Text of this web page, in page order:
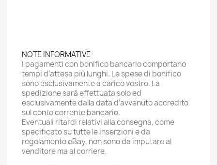
NOTE INFORMATIVE
I pagamenti con bonifico bancario comportano
tempi d’attesa più lunghi. Le spese di bonifico
sono esclusivamente a carico vostro. La
spedizione sarà effettuata solo ed
esclusivamente dalla data d’avvenuto accredito
sul conto corrente bancario.
Eventuali ritardi relativi alla consegna, come
specificato su tutte le inserzioni e da
regolamento eBay, non sono da imputare al
venditore ma al corriere.